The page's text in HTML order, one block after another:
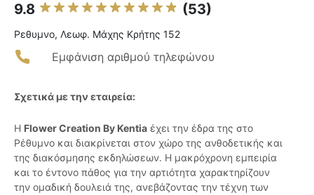
9.8 (53)
Ρεθυμνο, Λεωφ. Μάχης Κρήτης 152
Εμφάνιση αριθμού τηλεφώνου
Σχετικά με την εταιρεία:
Η Flower Creation By Kentia έχει την έδρα της στο
Ρέθυμνο και διακρίνεται στον χώρο της ανθοδετικής και
της διακόσμησης εκδηλώσεων. Η μακρόχρονη εμπειρία
και το έντονο πάθος για την αρτιότητα χαρακτηρίζουν
την ομαδική δουλειά της, ανεβάζοντας την τέχνη των